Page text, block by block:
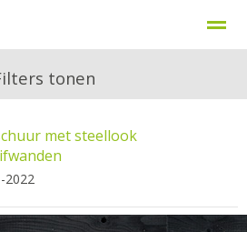
specialist
tonen
met steellook
2022